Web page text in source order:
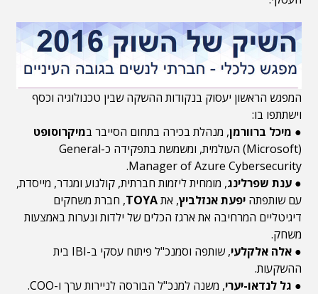
המפגש הראשון יעסוק בנקודות ההשקה שבין טכנולוגיה וכסף
וישתתפו בו:
● מיכל ברוורמן, מנהלת בכירה בתחום הסייבר במיקרוסופט
(Microsoft) העולמית, ומשמשת בתפקידה כ-General
Manager of Azure Cybersecurity.
● ענת שפרלינג, מומחית ליזמות חברתית, קולנוע ומגדר, מייסדת,
עם שותפתה יפעת אנזלביץ, אתTOYA, חברת משחקים
דיגיטליים המרחיבה את ארגז הכלים של ילדות ונערות באמצעות
משחק.
● אלה אלקלעי
, שותפה וסמנכ"ל פיתוח עסקי ב-IBI בית
ההשקעות.
● גל לנדאו-יערי, משנה למנכ"ל הבורסה לניירות ערך ו-COO.